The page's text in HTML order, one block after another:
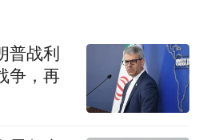
相关部门在指导与监督
有的甚至存在严重的安
生安全事故。
普战利
争，再